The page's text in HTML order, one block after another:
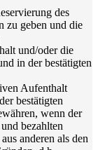
des
zu geben und die
und/oder die
in der bestätigten
Aufenthalt
bestätigten
wenn der
bezahlten
anderen als den